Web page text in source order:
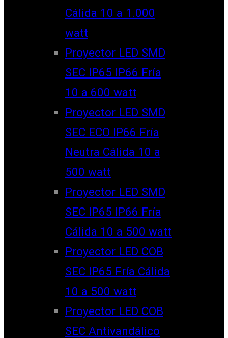
Cálida 10 a 1.000
watt
Proyector LED SMD
SEC IP65 IP66 Fría
10 a 600 watt
Proyector LED SMD
SEC ECO IP66 Fría
Neutra Cálida 10 a
500 watt
Proyector LED SMD
SEC IP65 IP66 Fría
Cálida 10 a 500 watt
Proyector LED COB
SEC IP65 Fría Cálida
10 a 500 watt
Proyector LED COB
SEC Antivandálico